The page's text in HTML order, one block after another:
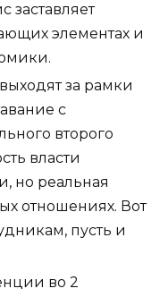
заставляет
элементах и
за рамки
с
второго
власти
но реальная
отношениях. Вот
пусть и
во 2